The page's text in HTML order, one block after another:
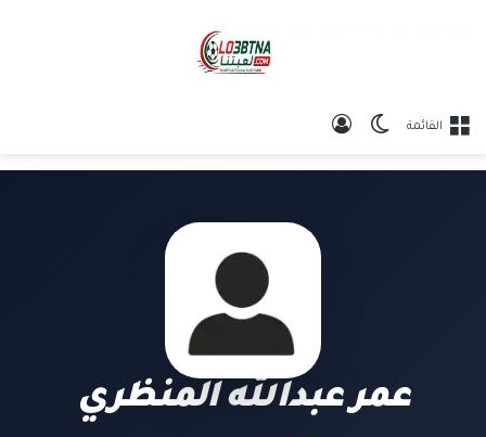
القائمة الوضع المظلم
عمر عبدالله المنظري